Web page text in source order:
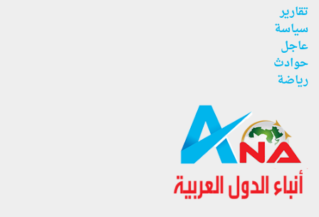
تقارير
سياسة
عاجل
حوادث
رياضة